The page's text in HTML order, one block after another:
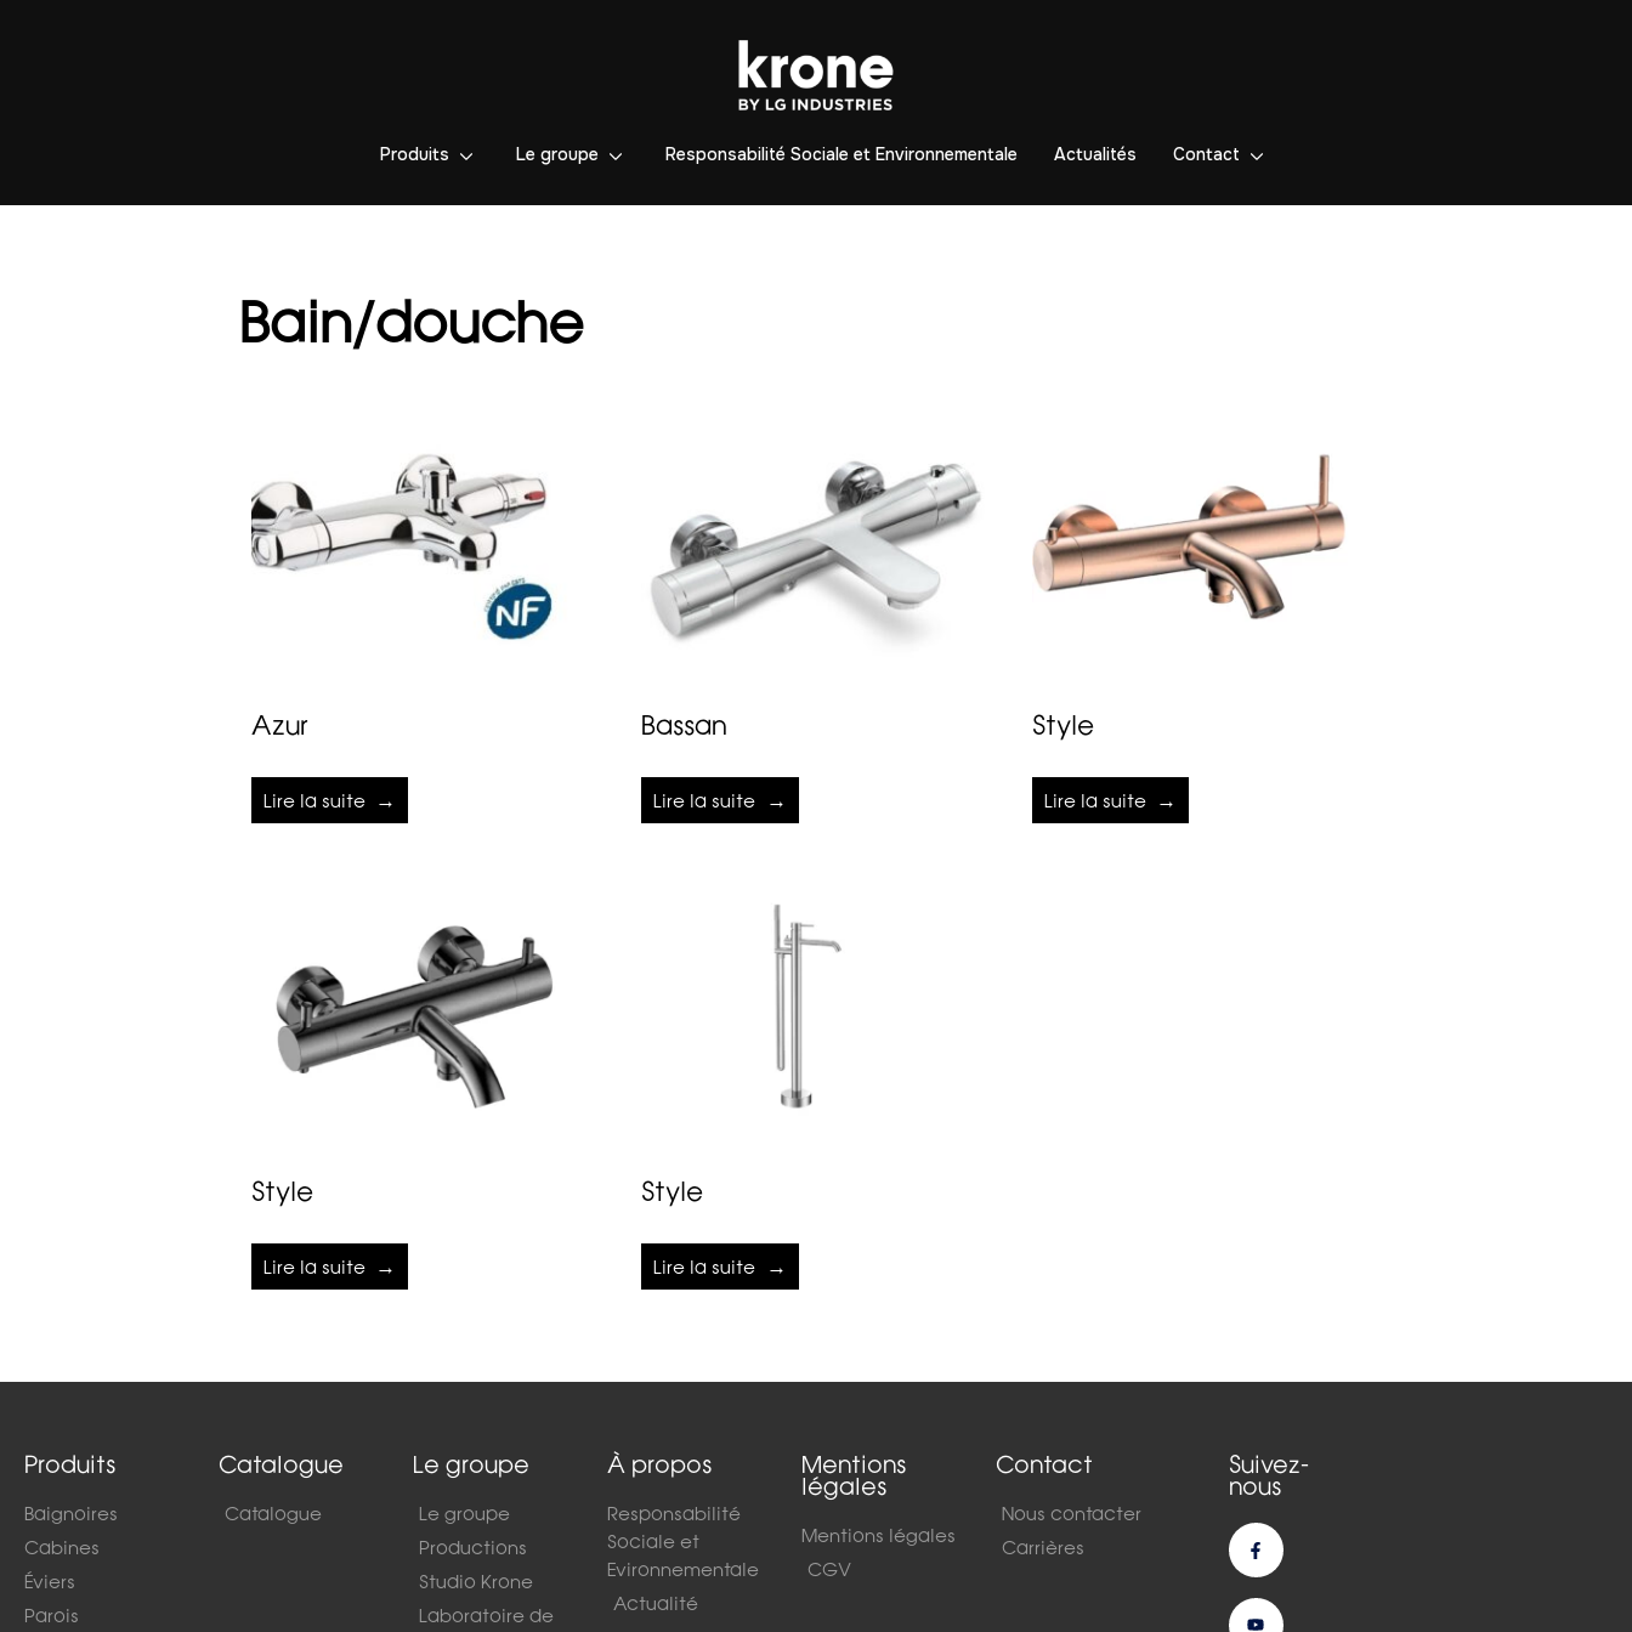
Produits Le groupe Responsabilité Sociale et Environnementale Actualités Contact
Bain/douche
Azur
Lire la suite
Bassan
Lire la suite
Style
Lire la suite
Style
Lire la suite
Style
Lire la suite
Produits
Baignoires
Cabines
Éviers
Parois
Catalogue
Catalogue
Le groupe
Le groupe
Productions
Studio Krone
Laboratoire de
À propos
Responsabilité
Sociale et
Evironnementale
Actualité
Mentions
légales
Mentions légales
CGV
Contact
Nous contacter
Carrières
Suivez-
nous